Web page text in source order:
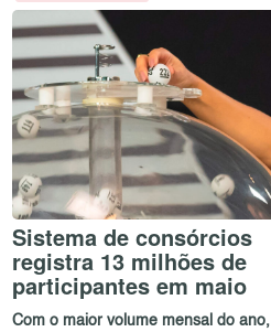
Sistema de consórcios
registra 13 milhões de
participantes em maio
Com o maior volume mensal do ano,